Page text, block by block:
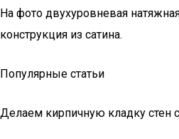
На фото двухуровневая
конструкция из сатина.
Популярные статьи
Делаем кирпичную кладку стен